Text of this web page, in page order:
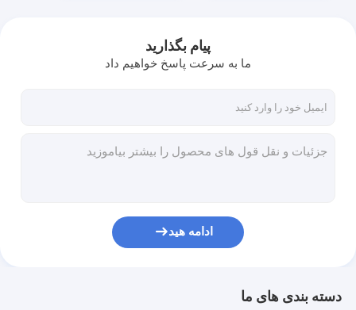
پیام بگذارید
ما به سرعت پاسخ خواهیم داد
ادامه هید
دسته بندی های ما